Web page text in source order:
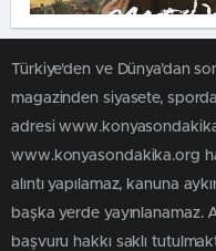
Türkiye'den ve Dünya’dan
magazinden siyasete,
adresi
www.konyasondakika.org
alıntı yapılamaz, kanuna
başka yerde yayınlanamaz.
başvuru hakkı saklı